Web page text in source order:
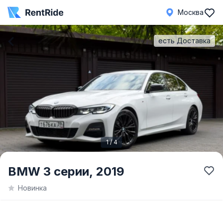
Москва
Item
1 / 4
есть Доставка
BMW 3 серии, 2019
Новинка